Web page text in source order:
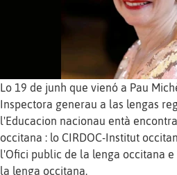
Lo 19 de junh que vienó a Pau
Inspectora generau a las lengas
l'Educacion nacionau entà
occitana : lo CIRDOC-Institut
l'Ofici public de la lenga occitana
la lenga occitana.